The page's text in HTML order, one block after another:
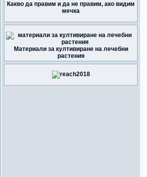
Какво да правим и да не правим, ако видим
мечка
Материали за култивиране на лечебни
растения